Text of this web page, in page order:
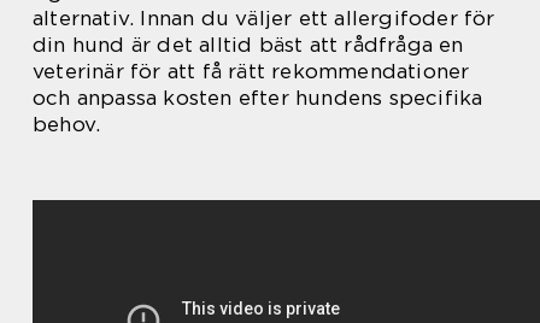
alternativ. Innan du väljer ett allergifoder för
din hund är det alltid bäst att rådfråga en
veterinär för att få rätt rekommendationer
och anpassa kosten efter hundens specifika
behov.